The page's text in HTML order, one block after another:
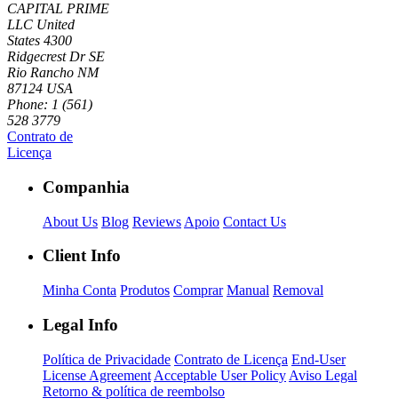
CAPITAL PRIME
LLC United
States 4300
Ridgecrest Dr SE
Rio Rancho NM
87124 USA
Phone: 1 (561)
528 3779
Contrato de
Licença
Companhia
About Us Blog Reviews Apoio Contact Us
Client Info
Minha Conta Produtos Comprar Manual Removal
Legal Info
Política de Privacidade Contrato de Licença End-User
License Agreement Acceptable User Policy Aviso Legal
Retorno & política de reembolso